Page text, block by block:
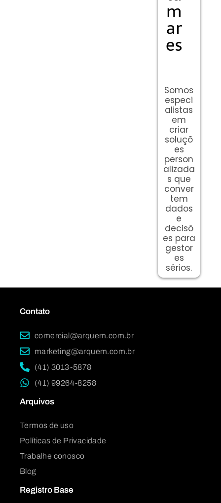
m
ar
es
Somos
especi
alistas
em
criar
soluçõ
es
person
alizada
s que
conver
tem
dados
e
decisõ
es para
gestor
es
sérios.
Contato
comercial@arquem.com.br
marketing@arquem.com.br
(41) 3013-5878
(41) 99264-8258
Arquivos
Termos de uso
Políticas de Privacidade
Trabalhe conosco
Blog
Registro Base